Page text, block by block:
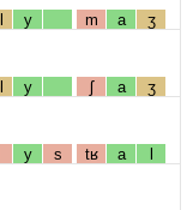
y m a ʒ
y ʃ a ʒ
y s tʁ a l